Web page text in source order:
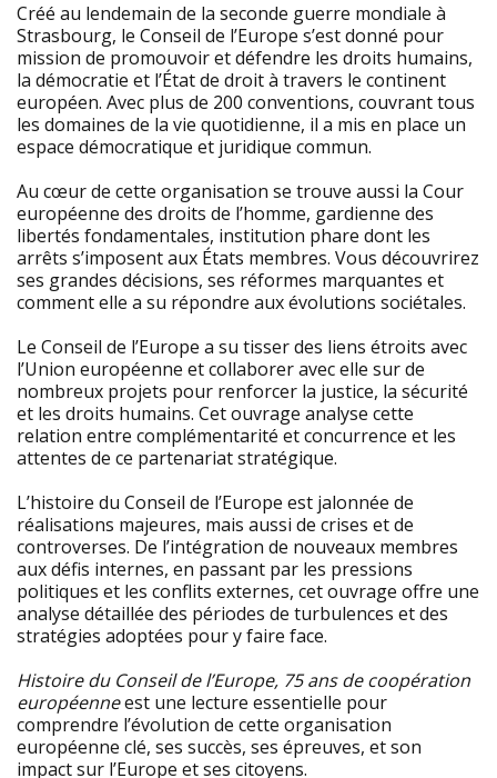
Créé au lendemain de la seconde guerre mondiale à
Strasbourg, le Conseil de l’Europe s’est donné pour
mission de promouvoir et défendre les droits humains,
la démocratie et l’État de droit à travers le continent
européen. Avec plus de 200 conventions, couvrant tous
les domaines de la vie quotidienne, il a mis en place un
espace démocratique et juridique commun.
Au cœur de cette organisation se trouve aussi la Cour
européenne des droits de l’homme, gardienne des
libertés fondamentales, institution phare dont les
arrêts s’imposent aux États membres. Vous découvrirez
ses grandes décisions, ses réformes marquantes et
comment elle a su répondre aux évolutions sociétales.
Le Conseil de l’Europe a su tisser des liens étroits avec
l’Union européenne et collaborer avec elle sur de
nombreux projets pour renforcer la justice, la sécurité
et les droits humains. Cet ouvrage analyse cette
relation entre complémentarité et concurrence et les
attentes de ce partenariat stratégique.
L’histoire du Conseil de l’Europe est jalonnée de
réalisations majeures, mais aussi de crises et de
controverses. De l’intégration de nouveaux membres
aux défis internes, en passant par les pressions
politiques et les conflits externes, cet ouvrage offre une
analyse détaillée des périodes de turbulences et des
stratégies adoptées pour y faire face.
Histoire du Conseil de l’Europe, 75 ans de coopération
européenneest une lecture essentielle pour
comprendre l’évolution de cette organisation
européenne clé, ses succès, ses épreuves, et son
impact sur l’Europe et ses citoyens.